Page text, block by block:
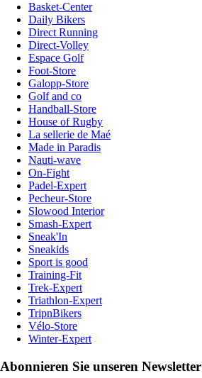
Basket-Center
Daily Bikers
Direct Running
Direct-Volley
Espace Golf
Foot-Store
Galopp-Store
Golf and co
Handball-Store
House of Rugby
La sellerie de Maé
Made in Paradis
Nauti-wave
On-Fight
Padel-Expert
Pecheur-Store
Slowood Interior
Smash-Expert
Sneak'In
Sneakids
Sport is good
Training-Fit
Trek-Expert
Triathlon-Expert
TripnBikers
Vélo-Store
Winter-Expert
Abonnieren Sie unseren Newsletter